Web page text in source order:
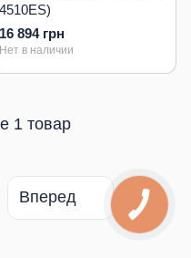
4510ES)
16 894 грн
Нет в наличии
1 товар
Вперед